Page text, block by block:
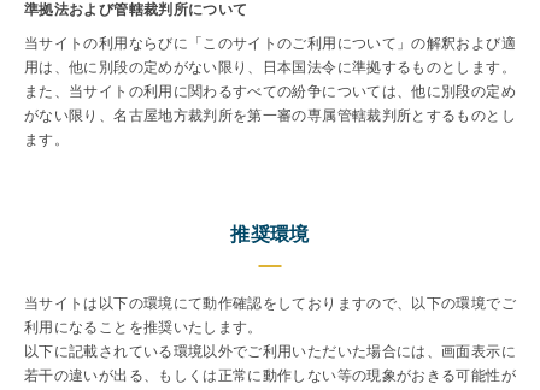
準拠法および管轄裁判所について
当サイトの利用ならびに「このサイトのご利用について」の解釈および適
用は、他に別段の定めがない限り、日本国法令に準拠するものとします。
また、当サイトの利用に関わるすべての紛争については、他に別段の定め
がない限り、名古屋地方裁判所を第一審の専属管轄裁判所とするものとし
ます。
推奨環境
当サイトは以下の環境にて動作確認をしておりますので、以下の環境でご
利用になることを推奨いたします。
以下に記載されている環境以外でご利用いただいた場合には、画面表示に
若干の違いが出る、もしくは正常に動作しない等の現象がおきる可能性が